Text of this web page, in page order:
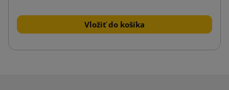
Vložiť do košíka